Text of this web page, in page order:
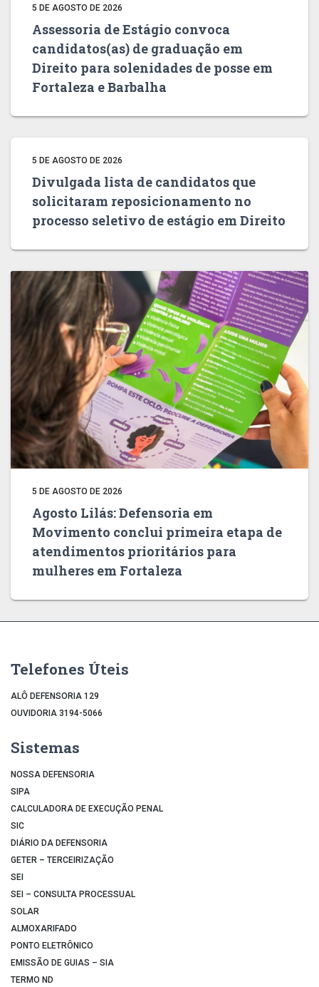
5 DE AGOSTO DE 2026
Assessoria de Estágio convoca
candidatos(as) de graduação em
Direito para solenidades de posse em
Fortaleza e Barbalha
5 DE AGOSTO DE 2026
Divulgada lista de candidatos que
solicitaram reposicionamento no
processo seletivo de estágio em Direito
5 DE AGOSTO DE 2026
Agosto Lilás: Defensoria em
Movimento conclui primeira etapa de
atendimentos prioritários para
mulheres em Fortaleza
Telefones Úteis
ALÔ DEFENSORIA 129
OUVIDORIA 3194-5066
Sistemas
NOSSA DEFENSORIA
SIPA
CALCULADORA DE EXECUÇÃO PENAL
SIC
DIÁRIO DA DEFENSORIA
GETER – TERCEIRIZAÇÃO
SEI
SEI – CONSULTA PROCESSUAL
SOLAR
ALMOXARIFADO
PONTO ELETRÔNICO
EMISSÃO DE GUIAS – SIA
TERMO ND